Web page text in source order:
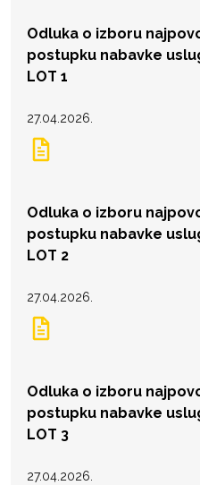
Odluka o izboru
postupku nabavke
LOT 1
27.04.2026.
Odluka o izboru
postupku nabavke
LOT 2
27.04.2026.
Odluka o izboru
postupku nabavke
LOT 3
27.04.2026.